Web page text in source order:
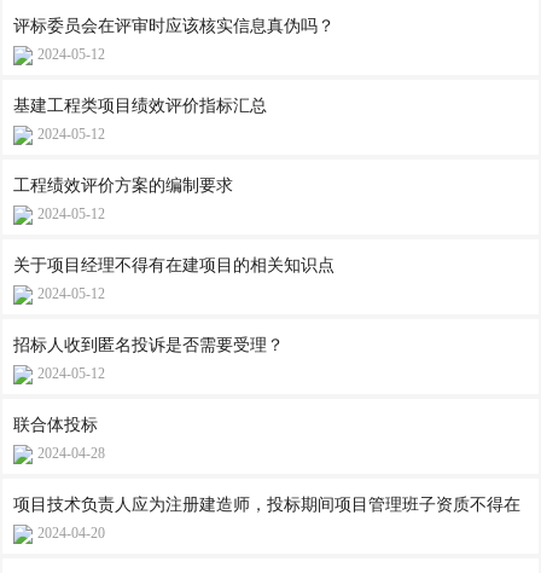
评标委员会在评审时应该核实信息真伪吗？
2024-05-12
基建工程类项目绩效评价指标汇总
2024-05-12
工程绩效评价方案的编制要求
2024-05-12
关于项目经理不得有在建项目的相关知识点
2024-05-12
招标人收到匿名投诉是否需要受理？
2024-05-12
联合体投标
2024-04-28
项目技术负责人应为注册建造师，投标期间项目管理班子资质不得在
2024-04-20